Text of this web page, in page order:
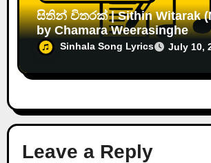
සිතින් විතරක් | Sithin Witarak
by Chamara Weerasinghe
Sinhala Song Lyrics July 10,
Leave a Reply